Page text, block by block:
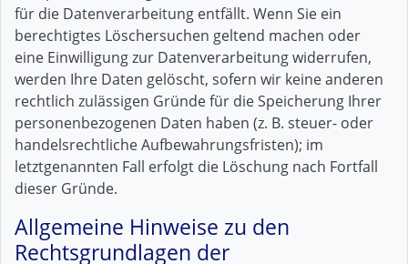
für die Datenverarbeitung entfällt. Wenn Sie ein
berechtigtes Löschersuchen geltend machen oder
eine Einwilligung zur Datenverarbeitung widerrufen,
werden Ihre Daten gelöscht, sofern wir keine anderen
rechtlich zulässigen Gründe für die Speicherung Ihrer
personenbezogenen Daten haben (z. B. steuer- oder
handelsrechtliche Aufbewahrungsfristen); im
letztgenannten Fall erfolgt die Löschung nach Fortfall
dieser Gründe.
Allgemeine Hinweise zu den
Rechtsgrundlagen der